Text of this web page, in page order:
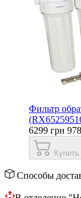
Фильтр
6299 грн
Купить
Способы